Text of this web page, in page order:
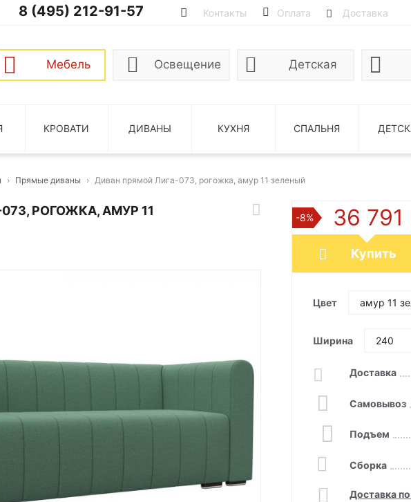
8 (495) 212-91-57 Контакты Оплата Доставка
Мебель Освещение Детская
КРОВАТИ ДИВАНЫ КУХНЯ СПАЛЬНЯ
Прямые диваны Диван прямой Лига-073, рогожка, амур 11 зеленый
РОГОЖКА, АМУР 11
-8% 36 791
Купить
Цвет
Ширина
Доставка
Самовывоз
Подъем
Сборка
Доставка